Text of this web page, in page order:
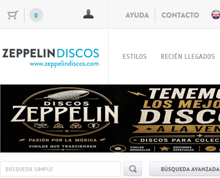
0
ESTILOS RECIÉN LLEGADOS